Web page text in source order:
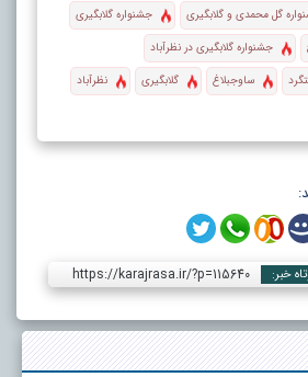
گل محمدی و گلابگیری
جشنواره گلابگیری
جشنواره گلابگیری در نظرآباد
ساوجبلاغ گلابگیری
نظرآباد
خبر: https://karajrasa.ir/?p=115640